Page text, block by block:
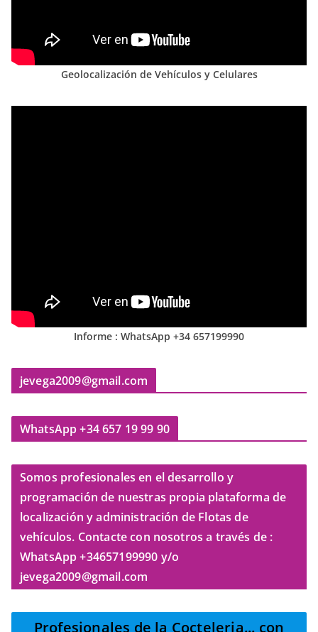
Geolocalización de Vehículos y Celulares
Informe : WhatsApp +34 657199990
jevega2009@gmail.com
WhatsApp +34 657 19 99 90
Somos profesionales en el desarrollo y
programación de nuestras propia plataforma de
localización y administración de Flotas de
vehículos. Contacte con nosotros a través de :
WhatsApp +34657199990 y/o
jevega2009@gmail.com
Profesionales de la Cocteleria... con